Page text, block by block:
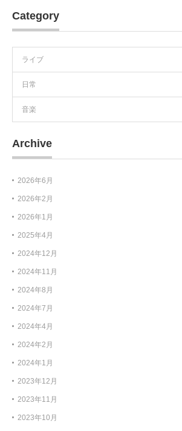
Category
ライブ
日常
音楽
Archive
2026年6月
2026年2月
2026年1月
2025年4月
2024年12月
2024年11月
2024年8月
2024年7月
2024年4月
2024年2月
2024年1月
2023年12月
2023年11月
2023年10月